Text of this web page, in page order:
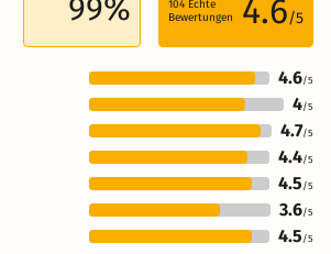
99% 104 Echte
Bewertungen
4.6/5
4.6/5
4/5
4.7/5
4.4/5
4.5 /5
3.6/5
4.5 /5